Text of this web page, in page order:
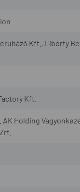
Kft., Liberty
Kft.
Holding